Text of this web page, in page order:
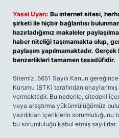
Yasal Uyarı: Bu internet sitesi,
şirketi ile hiçbir bağlantısı
hazırladığımız makaleler
haber niteliği taşımamakta olup,
paylaşım yapılmamaktadır.
benzerlikleri tamamen tesadüfidir.
Sitemiz, 5651 Sayılı Kanun
Kurumu (BTK) tarafından
vermektedir. Bu nedenle, sitedeki
veya araştırma yükümlülüğümüz
yazdıkları içeriklerin sorumluluğunu
bu sorumluluğu kabul etmiş sayılırlar.